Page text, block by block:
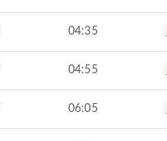
04:35
04:55
06:05